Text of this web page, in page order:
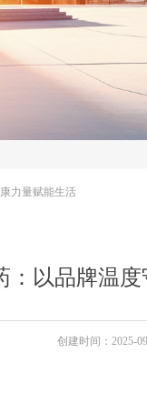
：以品牌温
力量赋能生活
创建时间： 2025-